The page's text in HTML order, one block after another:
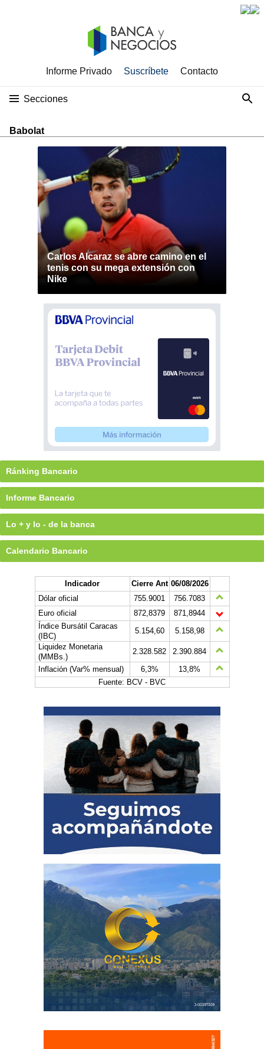
Informe Privado Suscríbete Contacto
Secciones
Babolat
Carlos Alcaraz se abre camino en el
tenis con su mega extensión con
Nike
Ránking Bancario
Informe Bancario
Lo + y lo - de la banca
Calendario Bancario
Indicador Cierre Ant 06/08/2026
Dólar oficial
755.9001
756.7083
Euro oficial
872,8379
871,8944
Índice Bursátil Caracas
(IBC)
5.154,60
5.158,98
Liquidez Monetaria
(MMBs.)
2.328.582
2.390.884
Inflación (Var% mensual)
6,3%
13,8%
Fuente: BCV - BVC